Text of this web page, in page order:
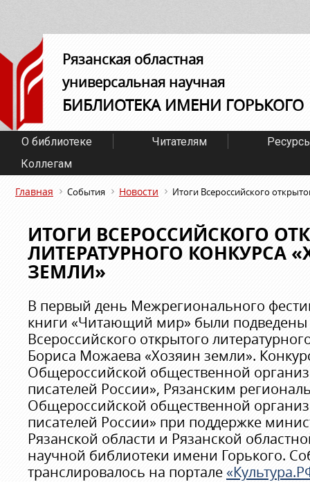
Рязанская областная
универсальная научная
БИБЛИОТЕКА ИМЕНИ ГОРЬКОГО
О библиотеке Читателям
Коллегам
Главная События Новости Итоги Всероссийского
ИТОГИ ВСЕРОССИЙСКОГО
ЛИТЕРАТУРНОГО КОНКУРСА
ЗЕМЛИ»
В первый день Межрегионального
книги «Читающий мир» были подведены
Всероссийского открытого
Бориса Можаева «Хозяин земли».
Общероссийской общественной
писателей России», Рязанским
Общероссийской общественной
писателей России» при поддержке
Рязанской области и Рязанской
научной библиотеки имени Горького.
транслировалось на портале